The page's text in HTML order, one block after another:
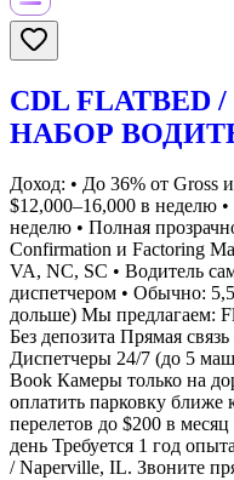
CDL FLATBED /
НАБОР
Доход: • До 36% от Gross
$12,000–16,000 в неделю
неделю • Полная
Confirmation и Factoring
VA, NC, SC • Водитель
диспетчером • Обычно:
дольше) Мы предлагаем:
Без депозита Прямая
Диспетчеры 24/7 (до 5
Book Камеры только на
оплатить парковку ближе
перелетов до $200 в
день Требуется 1 год
/ Naperville, IL. Звоните